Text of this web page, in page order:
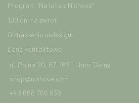
Program "Na lata z Nishove"
100 dni na zwrot
O znaczeniu mulesigu
Dane kontaktowe
ul. Polna 20, 87-162 Lubicz Górny
shop@nishove.com
+48 668 766 838